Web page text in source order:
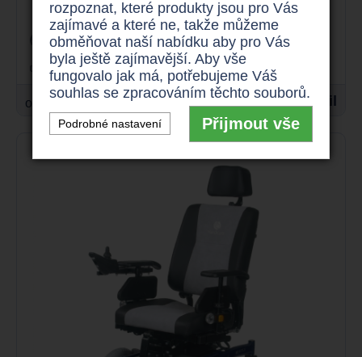
sedu 35 - 60 cm
odlehčený
125 kg
skládací rám
od 19.900 Kč Detail
rozpoznat, které produkty jsou pro Vás
zajímavé a které ne, takže můžeme
obměňovat naší nabídku aby pro Vás
byla ještě zajímavější. Aby vše
fungovalo jak má, potřebujeme Váš
souhlas se zpracováním těchto souborů.
Podrobné nastavení Přijmout vše